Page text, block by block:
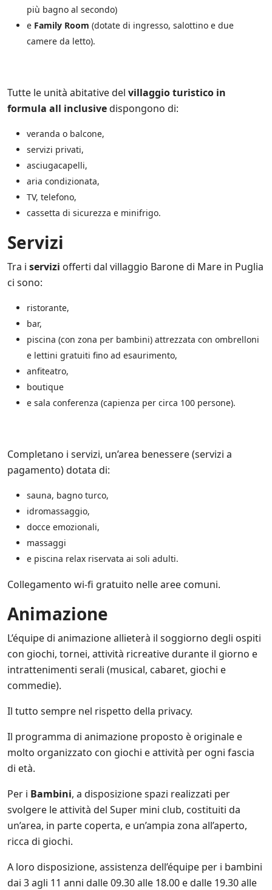
o
m
o
a
t
e
a
n
i
*
più bagno al secondo)
e Family Room (dotate di ingresso, salottino e due
camere da letto).
Tutte le unità abitative del villaggio turistico in
formula all inclusivedispongono di:
veranda o balcone,
servizi privati,
asciugacapelli,
aria condizionata,
TV, telefono,
cassetta di sicurezza e minifrigo.
Servizi
Tra i servizi offerti dal villaggio Barone di Mare in Puglia
ci sono:
ristorante,
bar,
piscina (con zona per bambini) attrezzata con ombrelloni
e lettini gratuiti fino ad esaurimento,
anfiteatro,
boutique
e sala conferenza (capienza per circa 100 persone).
Completano i servizi, un’area benessere (servizi a
pagamento) dotata di:
sauna, bagno turco,
idromassaggio,
docce emozionali,
massaggi
e piscina relax riservata ai soli adulti.
Collegamento wi-fi gratuito nelle aree comuni.
Animazione
L’équipe di animazione allieterà il soggiorno degli ospiti
con giochi, tornei, attività ricreative durante il giorno e
intrattenimenti serali (musical, cabaret, giochi e
commedie).
Il tutto sempre nel rispetto della privacy.
Il programma di animazione proposto è originale e
molto organizzato con giochi e attività per ogni fascia
di età.
Per i Bambini, a disposizione spazi realizzati per
svolgere le attività del Super mini club, costituiti da
un’area, in parte coperta, e un’ampia zona all’aperto,
ricca di giochi.
A loro disposizione, assistenza dell’équipe per i bambini
dai 3 agli 11 anni dalle 09.30 alle 18.00 e dalle 19.30 alle